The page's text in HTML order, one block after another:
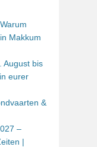
Makkum
August bis
eurer
&
–
|